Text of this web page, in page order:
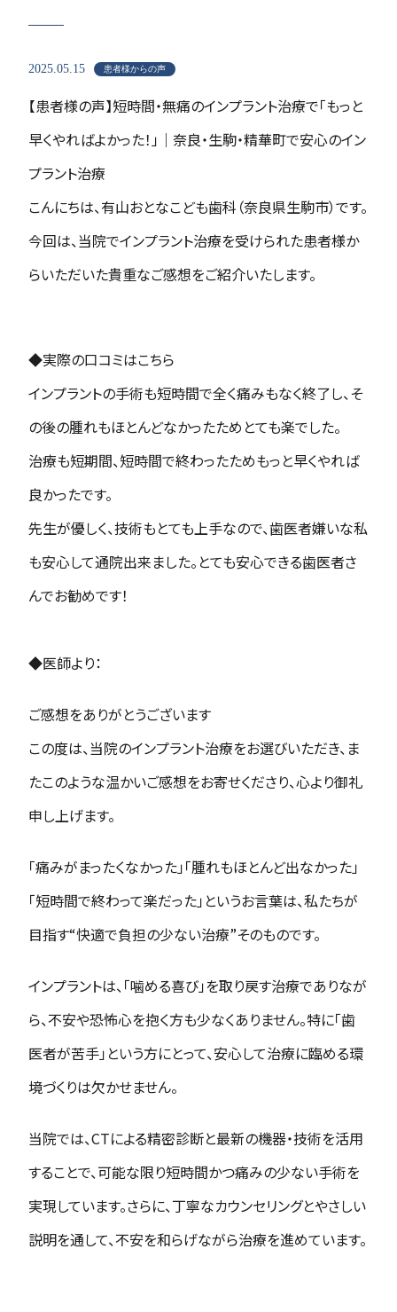
2025.05.15 患者様からの声
【患者様の声】短時間・無痛のインプラント治療で「もっと
早くやればよかった！」｜奈良・生駒・精華町で安心のイン
プラント治療
こんにちは、有山おとなこども歯科（奈良県生駒市）です。
今回は、当院でインプラント治療を受けられた患者様か
らいただいた貴重なご感想をご紹介いたします。
◆実際の口コミはこちら
インプラントの手術も短時間で全く痛みもなく終了し、そ
の後の腫れもほとんどなかったためとても楽でした。
治療も短期間、短時間で終わったためもっと早くやれば
良かったです。
先生が優しく、技術もとても上手なので、歯医者嫌いな私
も安心して通院出来ました。とても安心できる歯医者さ
んでお勧めです！
◆医師より：
ご感想をありがとうございます
この度は、当院のインプラント治療をお選びいただき、ま
たこのような温かいご感想をお寄せくださり、心より御礼
申し上げます。
「痛みがまったくなかった」「腫れもほとんど出なかった」
「短時間で終わって楽だった」というお言葉は、私たちが
目指す“快適で負担の少ない治療”そのものです。
インプラントは、「噛める喜び」を取り戻す治療でありなが
ら、不安や恐怖心を抱く方も少なくありません。特に「歯
医者が苦手」という方にとって、安心して治療に臨める環
境づくりは欠かせません。
当院では、CTによる精密診断と最新の機器・技術を活用
することで、可能な限り短時間かつ痛みの少ない手術を
実現しています。さらに、丁寧なカウンセリングとやさしい
説明を通して、不安を和らげながら治療を進めています。